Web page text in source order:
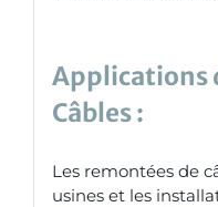
Applications
Câbles :
Les remontées de
usines et les